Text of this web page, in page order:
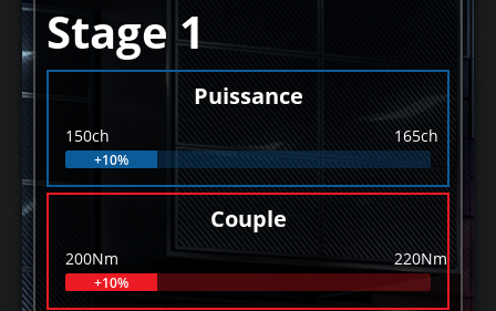
Stage 1
Puissance
150ch 165ch
+10%
Couple
200Nm 220Nm
+10%